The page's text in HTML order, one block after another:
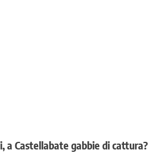
a Castellabate gabbie di cattura?